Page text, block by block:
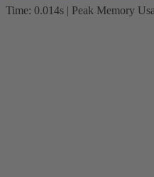
Time: 0.014s | Peak Memory